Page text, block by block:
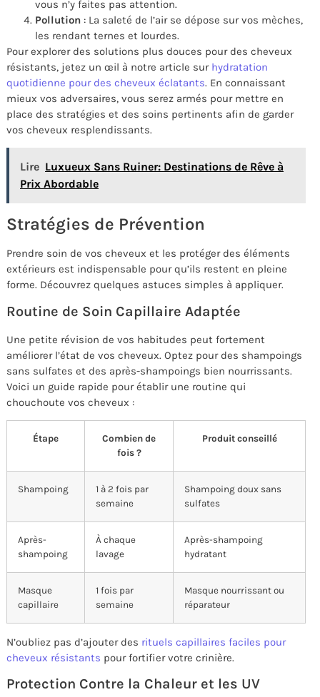
vous n’y faites pas attention.
Pollution : La saleté de l’air se dépose sur vos mèches,
les rendant ternes et lourdes.
Pour explorer des solutions plus douces pour des cheveux
résistants, jetez un œil à notre article sur hydratation
quotidienne pour des cheveux éclatants. En connaissant
mieux vos adversaires, vous serez armés pour mettre en
place des stratégies et des soins pertinents afin de garder
vos cheveux resplendissants.
Lire Luxueux Sans Ruiner: Destinations de Rêve à
Prix Abordable
Stratégies de Prévention
Prendre soin de vos cheveux et les protéger des éléments
extérieurs est indispensable pour qu’ils restent en pleine
forme. Découvrez quelques astuces simples à appliquer.
Routine de Soin Capillaire Adaptée
Une petite révision de vos habitudes peut fortement
améliorer l’état de vos cheveux. Optez pour des shampoings
sans sulfates et des après-shampoings bien nourrissants.
Voici un guide rapide pour établir une routine qui
chouchoute vos cheveux :
Étape
Combien de
fois ?
Produit conseillé
Shampoing
1 à 2 fois par
semaine
Shampoing doux sans
sulfates
Après-
shampoing
À chaque
lavage
Après-shampoing
hydratant
Masque
capillaire
1 fois par
semaine
Masque nourrissant ou
réparateur
N’oubliez pas d’ajouter des rituels capillaires faciles pour
cheveux résistants pour fortifier votre crinière.
Protection Contre la Chaleur et les UV